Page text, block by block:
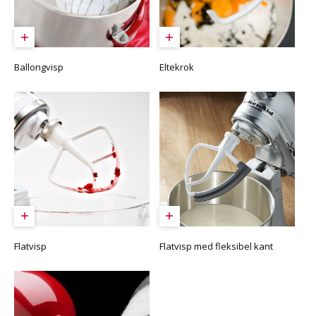
Ballongvisp Eltekrok
Flatvisp Flatvisp med fleksibel kant